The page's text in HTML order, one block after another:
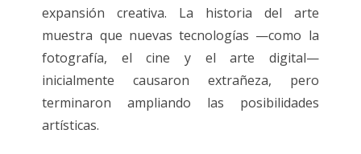
expansión creativa. La historia del arte
muestra que nuevas tecnologías —como la
fotografía, el cine y el arte digital—
inicialmente causaron extrañeza, pero
terminaron ampliando las posibilidades
artísticas.